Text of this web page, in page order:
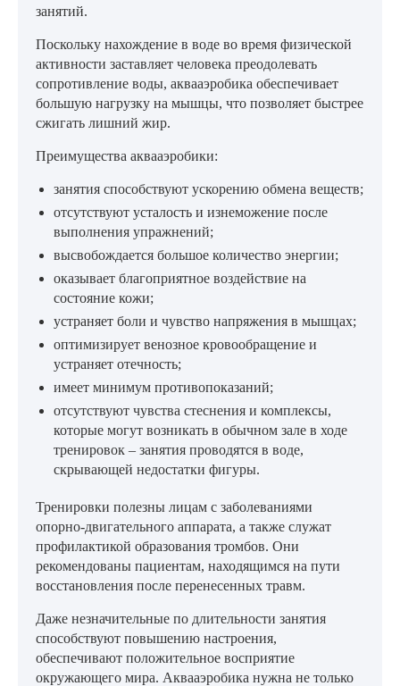
занятий.
Поскольку нахождение в воде во время физической
активности заставляет человека преодолевать
сопротивление воды, аквааэробика обеспечивает
большую нагрузку на мышцы, что позволяет быстрее
сжигать лишний жир.
Преимущества аквааэробики:
занятия способствуют ускорению обмена веществ;
отсутствуют усталость и изнеможение после
выполнения упражнений;
высвобождается большое количество энергии;
оказывает благоприятное воздействие на
состояние кожи;
устраняет боли и чувство напряжения в мышцах;
оптимизирует венозное кровообращение и
устраняет отечность;
имеет минимум противопоказаний;
отсутствуют чувства стеснения и комплексы,
которые могут возникать в обычном зале в ходе
тренировок – занятия проводятся в воде,
скрывающей недостатки фигуры.
Тренировки полезны лицам с заболеваниями
опорно-двигательного аппарата, а также служат
профилактикой образования тромбов. Они
рекомендованы пациентам, находящимся на пути
восстановления после перенесенных травм.
Даже незначительные по длительности занятия
способствуют повышению настроения,
обеспечивают положительное восприятие
окружающего мира. Аквааэробика нужна не только